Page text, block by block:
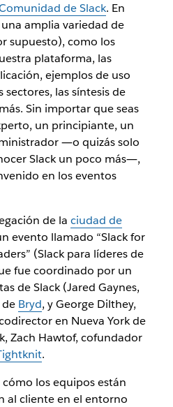
sobre cómo puedes sacar el
para brindar atención al
de Slack. En
amplia variedad de
supuesto), como los
plataforma, las
ejemplos de uso
sectores, las síntesis de
Sin importar que seas
un principiante, un
―o quizás solo
Slack un poco más―,
en los eventos
de la ciudad de
evento llamado “Slack for
(Slack para líderes de
fue coordinado por un
de Slack (Jared Gaynes,
de Bryd, y George Dilthey,
en Nueva York de
Zach Hawtof, cofundador
.
los equipos están
al cliente en el entorno